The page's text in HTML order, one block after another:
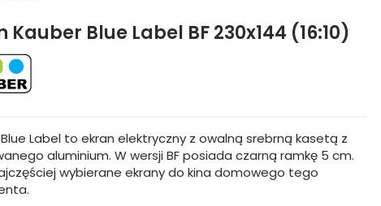
Kauber Blue Label BF 230x144 (16:10)
Label to ekran elektryczny z owalną srebrną kasetą z
aluminium. W wersji BF posiada czarną ramkę 5 cm.
wybierane ekrany do kina domowego tego